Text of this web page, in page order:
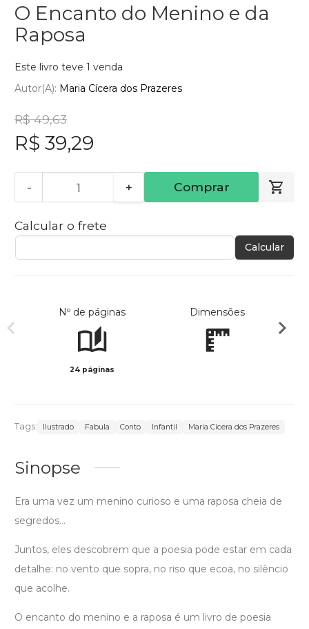
O Encanto do Menino e da
Raposa
Este livro teve 1 venda
Autor(a): Maria Cícera dos Prazeres
R$ 49,63
R$ 39,29
- + Comprar
Calcular o frete
Calcular
Nº de páginas
24 páginas
Dimensões
Tags: Ilustrado Fabula Conto Infantil Maria Cícera dos Prazeres
Sinopse
Era uma vez um menino curioso e uma raposa cheia de
segredos...
Juntos, eles descobrem que a poesia pode estar em cada
detalhe: no vento que sopra, no riso que ecoa, no silêncio
que acolhe.
O encanto do menino e a raposa é um livro de poesia